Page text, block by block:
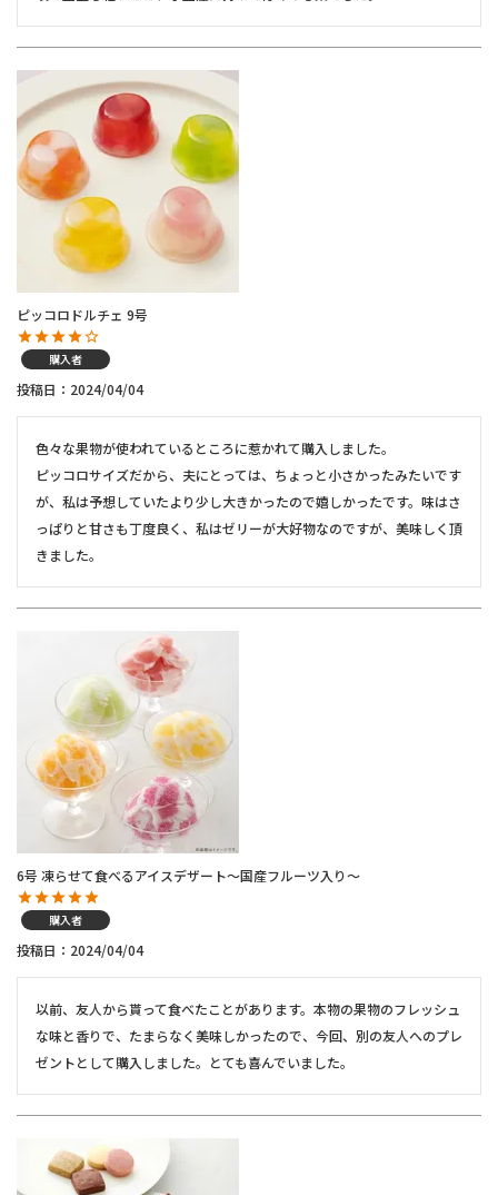
ピッコロドルチェ 9号
購入者
投稿日 2024/04/04
色々な果物が使われているところに惹かれて購入しました。
ピッコロサイズだから、夫にとっては、ちょっと小さかったみたいです
が、私は予想していたより少し大きかったので嬉しかったです。味はさ
っぱりと甘さも丁度良く、私はゼリーが大好物なのですが、美味しく頂
きました。
6号 凍らせて食べるアイスデザート～国産フルーツ入り～
購入者
投稿日 2024/04/04
以前、友人から貰って食べたことがあります。本物の果物のフレッシュ
な味と香りで、たまらなく美味しかったので、今回、別の友人へのプレ
ゼントとして購入しました。とても喜んでいました。